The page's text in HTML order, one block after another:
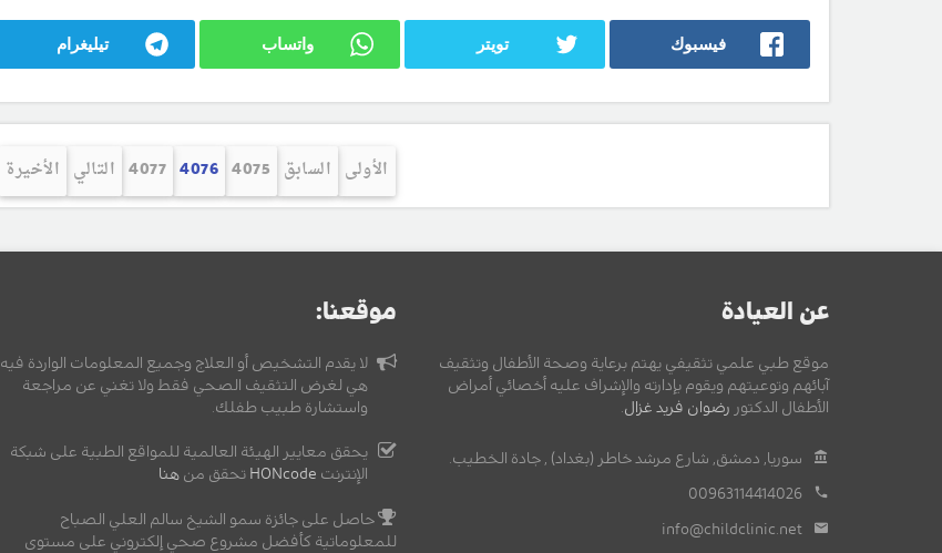
فيسبوك تويتر واتساب تيليغرام
الأولى السابق 4075
4076
4077 التالي الأخيرة
عن العيادة
موقع طبي علمي تثقيفي يهتم برعاية وصحة الأطفال وتثقيف
آبائهم وتوعيتهم ويقوم بإدارته والإشراف عليه أخصائي أمراض
الأطفال الدكتور رضوان فريد غزال.
سوريا, دمشق, شارع مرشد خاطر (بغداد) , جادة الخطيب.
00963114414026
info@childclinic.net
موقعنا:
لا يقدم التشخيص أو العلاج وجميع المعلومات الواردة فيه
هي لغرض التثقيف الصحي فقط ولا تغني عن مراجعة
واستشارة طبيب طفلك.
يحقق معايير الهيئة العالمية للمواقع الطبية على شبكة
الإنترنت HONcode تحقق من هنا
حاصل على جائزة سمو الشيخ سالم العلي الصباح
للمعلوماتية كأفضل مشروع صحي إلكتروني على مستوى